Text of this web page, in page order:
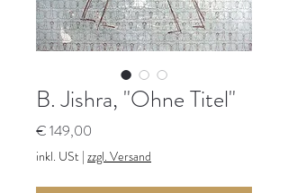
B. Jishra, "Ohne Titel"
€ 149,00
inkl. USt | zzgl. Versand